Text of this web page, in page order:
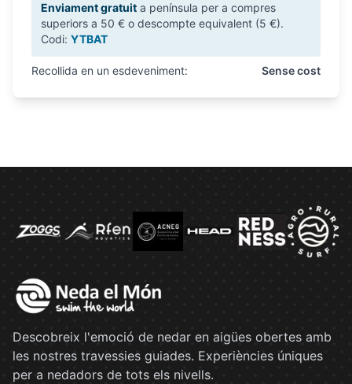
Enviament gratuit a península per a compres
superiors a 50 € o descompte equivalent (5 €).
Codi: YTBAT
Recollida en un esdeveniment: Sense cost
Descobreix l'emoció de nedar en aigües obertes amb
les nostres travessies guiades. Experiències úniques
per a nedadors de tots els nivells.